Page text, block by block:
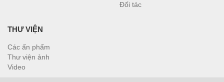
Đối tác
THƯ VIỆN
Các ấn phẩm
Thư viện ảnh
Video